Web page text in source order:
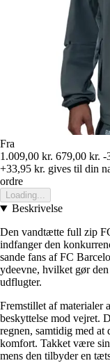
Fra
1.009,00 kr. 679,00 kr. -
+33,95 kr. gives til din
ordre
Loading...
Beskrivelse
Den vandtætte full zip
indfanger den
sande fans af FC
ydeevne, hvilket gør
udflugter.
Fremstillet af materialer
beskyttelse mod vejret.
regnen, samtidig med
komfort. Takket være
mens den tilbyder en